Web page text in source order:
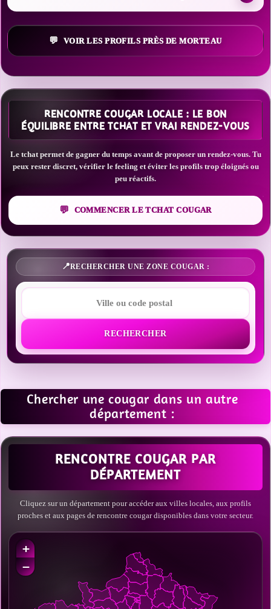
VOIR LES PROFILS PRÈS DE MORTEAU
RENCONTRE COUGAR LOCALE : LE BON
ÉQUILIBRE ENTRE TCHAT ET VRAI RENDEZ-VOUS
Le tchat permet de gagner du temps avant de proposer un rendez-vous. Tu
peux rester discret, vérifier le feeling et éviter les profils trop éloignés ou
peu réactifs.
COMMENCER LE TCHAT COUGAR
RECHERCHER UNE ZONE COUGAR :
RECHERCHER
Chercher une cougar dans un autre
département :
RENCONTRE COUGAR PAR
DÉPARTEMENT
Cliquez sur un département pour accéder aux villes locales, aux profils
proches et aux pages de rencontre cougar disponibles dans votre secteur.
+
−